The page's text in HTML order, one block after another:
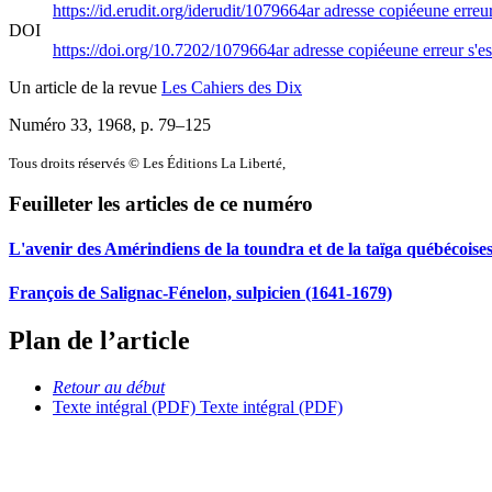
https://id.erudit.org/iderudit/1079664aradresse copiéeune
DOI
https://doi.org/10.7202/1079664aradresse copiéeune erreur
Un article de la revue Les Cahiers des Dix
Numéro 33, 1968, p. 79–125
Tous droits réservés © Les Éditions La Liberté,
Feuilleter les articles de ce numéro
L'avenir des Amérindiens de la toundra et de la taïga québécoises
François de Salignac-Fénelon, sulpicien (1641-1679)
Plan de l’article
Retour au début
Texte intégral (PDF) Texte intégral (PDF)